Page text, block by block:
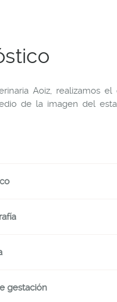
Aoiz, realizamos
de la imagen del
gestación